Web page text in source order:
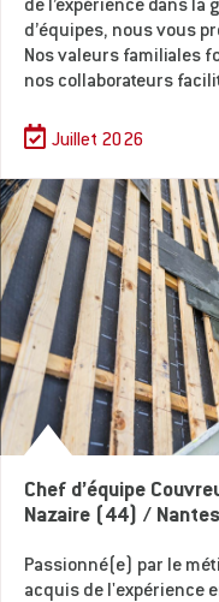
de l’expérience dans la
d’équipes, nous vous
Nos valeurs familiales
nos collaborateurs
Juillet 2026
Chef d’équipe
Nazaire (44) /
Passionné(e) par le
acquis de l'expérience